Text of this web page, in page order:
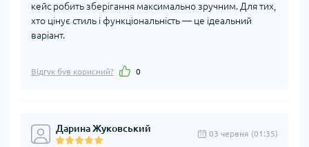
кейс робить зберігання максимально зручним. Для тих,
хто цінує стиль і функціональність — це ідеальний
варіант.
Відгук був корисний? 0
Дарина Жуковський 03 червня (01:35)